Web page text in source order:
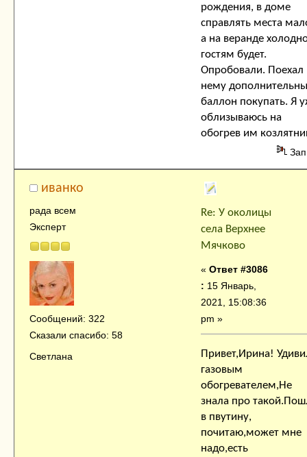
рождения, в доме
справлять места
а на веранде
гостям будет.
Опробовали. Поехал
нему
баллон покупать. Я
облизываюсь на
обогрев им
иванко
рада всем
Эксперт
Сообщений: 322
Сказали спасибо: 58
Светлана
Re: У околицы
села Верхнее
Мячково
« Ответ #3086
: 15 Январь,
2021, 15:08:36
pm »
Привет,Ирина!
газовым
обогревателем,Не
знала про
в пвутину,
почитаю,может мне
надо,есть